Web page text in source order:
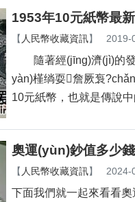
1953年10元紙幣最
【 人民幣收藏資訊】 2019-
隨著經(jīng)濟(jì)的發
yàn)槿绱耍詹厥袌
10元紙幣，也就是傳說中
奧運(yùn)鈔值多少
【 人民幣收藏資訊】 2024-
下面我們就一起來看看奧